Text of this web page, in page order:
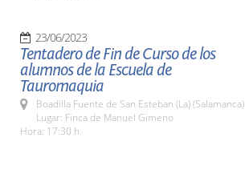
23/06/2023
Tentadero de Fin de Curso de los
alumnos de la Escuela de
Tauromaquia
Boadilla Fuente de San Esteban (La) (Salamanca)
Lugar: Finca de Manuel Gimeno
Hora: 17:30 h.